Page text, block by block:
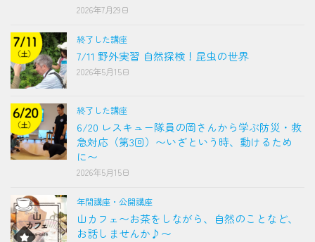
2026年7月29日
終了した講座
7/11 野外実習 自然探検！昆虫の世界
2026年5月15日
終了した講座
6/20 レスキュー隊員の岡さんから学ぶ防災・救
急対応（第3回）〜いざという時、動けるため
に〜
2026年5月15日
年間講座・公開講座
山カフェ〜お茶をしながら、自然のことなど、
お話しませんか♪〜